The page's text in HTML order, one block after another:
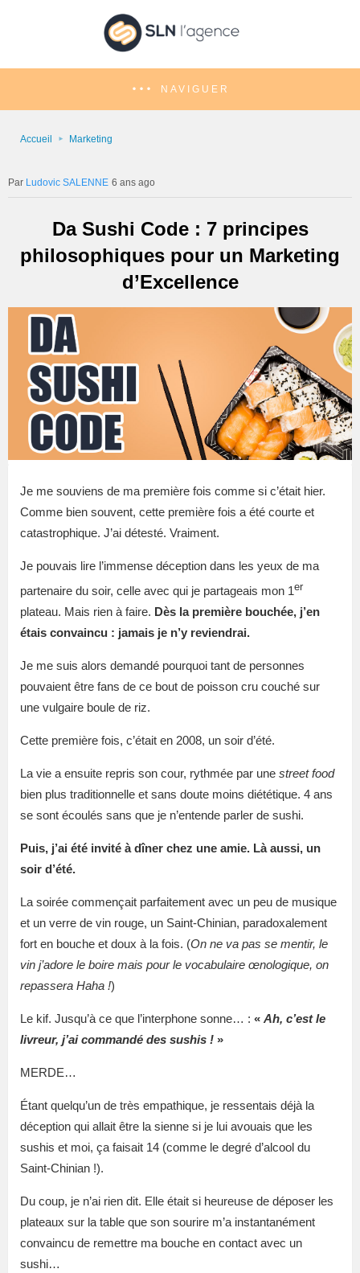
NAVIGUER
Accueil Marketing
Ludovic SALENNE 6 ans ago
Da Sushi Code : 7 principes
philosophiques pour un Marketing
d’Excellence
Je me souviens de ma première fois comme si c’était hier.
Comme bien souvent, cette première fois a été courte et
catastrophique. J’ai détesté. Vraiment.
Je pouvais lire l’immense déception dans les yeux de ma
partenaire du soir, celle avec qui je partageais mon 1er
plateau. Mais rien à faire. Dès la première bouchée, j’en
étais convaincu : jamais je n’y reviendrai.
Je me suis alors demandé pourquoi tant de personnes
pouvaient être fans de ce bout de poisson cru couché sur
une vulgaire boule de riz.
Cette première fois, c’était en 2008, un soir d’été.
La vie a ensuite repris son cour, rythmée par une street food
bien plus traditionnelle et sans doute moins diététique. 4 ans
se sont écoulés sans que je n’entende parler de sushi.
Puis, j’ai été invité à dîner chez une amie. Là aussi, un
soir d’été.
La soirée commençait parfaitement avec un peu de musique
et un verre de vin rouge, un Saint-Chinian, paradoxalement
fort en bouche et doux à la fois. (On ne va pas se mentir, le
vin j’adore le boire mais pour le vocabulaire œnologique, on
repassera Haha !)
Le kif. Jusqu’à ce que l’interphone sonne… : « Ah, c’est le
livreur, j’ai commandé des sushis ! »
MERDE…
Étant quelqu’un de très empathique, je ressentais déjà la
déception qui allait être la sienne si je lui avouais que les
sushis et moi, ça faisait 14 (comme le degré d’alcool du
Saint-Chinian !).
Du coup, je n’ai rien dit. Elle était si heureuse de déposer les
plateaux sur la table que son sourire m’a instantanément
convaincu de remettre ma bouche en contact avec un
sushi…